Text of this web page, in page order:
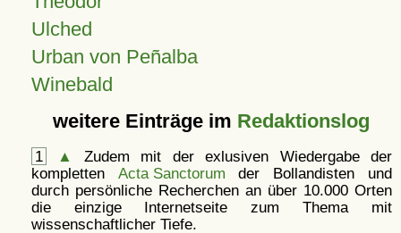
Ulched
Urban von Peñalba
Winebald
weitere Einträge im Redaktionslog
1 ▲
Zudem mit der exlusiven Wiedergabe der
kompletten Acta Sanctorum der Bollandisten und
durch persönliche Recherchen an über 10.000 Orten
die einzige Internetseite zum Thema mit
wissenschaftlicher Tiefe.